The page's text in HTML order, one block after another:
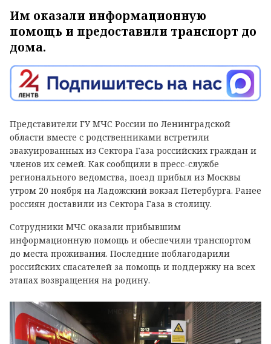
Им оказали информационную
помощь и предоставили транспорт до
дома.
Представители ГУ МЧС России по Ленинградской
области вместе с родственниками встретили
эвакуированных из Сектора Газа российских граждан и
членов их семей. Как сообщили в пресс-службе
регионального ведомства, поезд прибыл из Москвы
утром 20 ноября на Ладожский вокзал Петербурга. Ранее
россиян доставили из Сектора Газа в столицу.
Сотрудники МЧС оказали прибывшим
информационную помощь и обеспечили транспортом
до места проживания. Последние поблагодарили
российских спасателей за помощь и поддержку на всех
этапах возвращения на родину.